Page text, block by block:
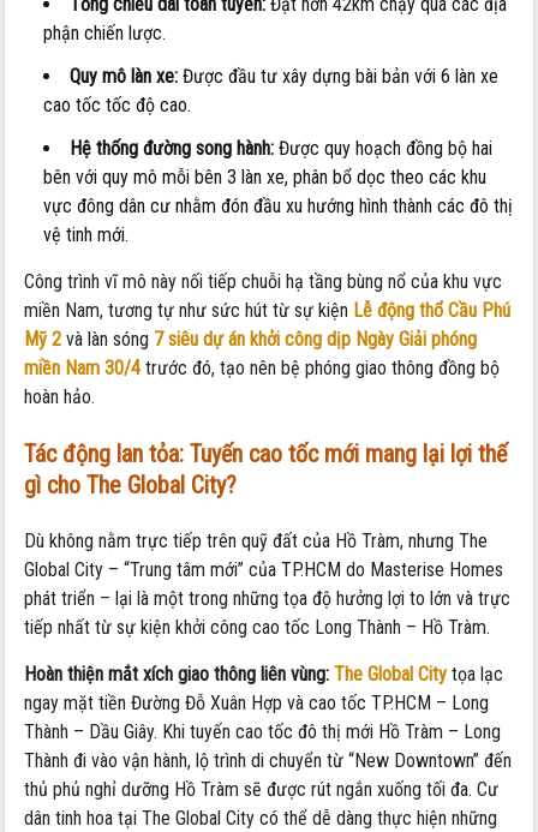
phận chiến lược.
Quy mô làn xe: Được đầu tư xây dựng bài bản với 6 làn xe
cao tốc tốc độ cao.
Hệ thống đường song hành: Được quy hoạch đồng bộ hai
bên với quy mô mỗi bên 3 làn xe, phân bổ dọc theo các khu
vực đông dân cư nhằm đón đầu xu hướng hình thành các đô thị
vệ tinh mới.
Công trình vĩ mô này nối tiếp chuỗi hạ tầng bùng nổ của khu vực
miền Nam, tương tự như sức hút từ sự kiện Lễ động thổ Cầu Phú
Mỹ 2 và làn sóng 7 siêu dự án khởi công dịp Ngày Giải phóng
miền Nam 30/4 trước đó, tạo nên bệ phóng giao thông đồng bộ
hoàn hảo.
Tác động lan tỏa: Tuyến cao tốc mới mang lại lợi thế
gì cho The Global City?
Dù không nằm trực tiếp trên quỹ đất của Hồ Tràm, nhưng The
Global City – “Trung tâm mới” của TP.HCM do Masterise Homes
phát triển – lại là một trong những tọa độ hưởng lợi to lớn và trực
tiếp nhất từ sự kiện khởi công cao tốc Long Thành – Hồ Tràm.
Hoàn thiện mắt xích giao thông liên vùng:The Global City tọa lạc
ngay mặt tiền Đường Đỗ Xuân Hợp và cao tốc TP.HCM – Long
Thành – Dầu Giây. Khi tuyến cao tốc đô thị mới Hồ Tràm – Long
Thành đi vào vận hành, lộ trình di chuyển từ “New Downtown” đến
thủ phủ nghỉ dưỡng Hồ Tràm sẽ được rút ngắn xuống tối đa. Cư
dân tinh hoa tại The Global City có thể dễ dàng thực hiện những